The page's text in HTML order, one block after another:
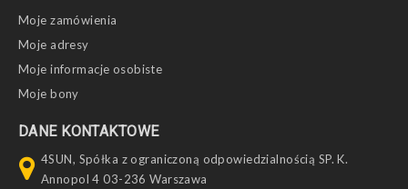
Moje zamówienia
Moje adresy
Moje informacje osobiste
Moje bony
DANE KONTAKTOWE
4SUN, Spółka z ograniczoną odpowiedzialnością SP. K.
Annopol 4 03-236 Warszawa